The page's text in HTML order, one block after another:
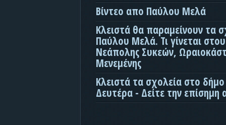
Βίντεο απο Παύλου Μελά
Κλειστά θα παραμείνουν τα
Παύλου Μελά. Τι γίνεται
Νεάπολης Συκεών,
Μενεμένης
Κλειστά τα σχολεία στο
Δευτέρα - Δείτε την επίσημη